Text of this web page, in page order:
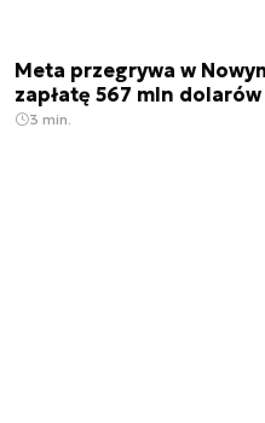
Meta przegrywa w
zapłatę 567 mln dolarów
3 min.